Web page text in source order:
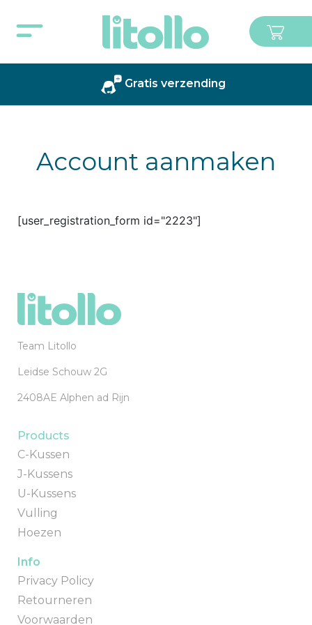
Gratis verzending
Account aanmaken
[user_registration_form id="2223"]
Team Litollo
Leidse Schouw 2G
2408AE Alphen ad Rijn
Products
C-Kussen
J-Kussens
U-Kussens
Vulling
Hoezen
Info
Privacy Policy
Retourneren
Voorwaarden